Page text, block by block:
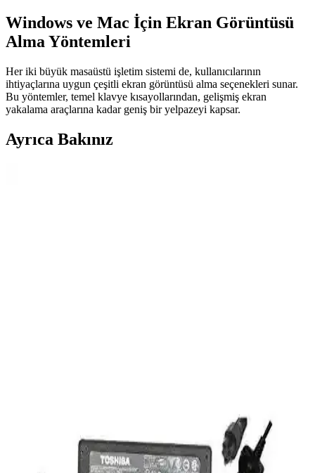
Windows ve Mac İçin Ekran Görüntüsü
Alma Yöntemleri
Her iki büyük masaüstü işletim sistemi de, kullanıcılarının
ihtiyaçlarına uygun çeşitli ekran görüntüsü alma seçenekleri sunar.
Bu yöntemler, temel klavye kısayollarından, gelişmiş ekran
yakalama araçlarına kadar geniş bir yelpazeyi kapsar.
Ayrıca Bakınız
Eyfel Efs-2500, 250W güç çıkışıyla temel bilgisayar ihtiyaçlarına
uygun, fanlı soğutmalı ve dayanıklılık sorunlarıyla dikkat çeken bir